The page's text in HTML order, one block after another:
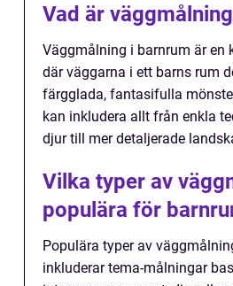
Vad är
Väggmålning i barnrum är en
där väggarna i ett barns rum
färgglada, fantasifulla
kan inkludera allt från enkla
djur till mer detaljerade
Vilka typer av
populära för
Populära typer av
inkluderar tema-målningar